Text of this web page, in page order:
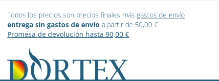
Todos los precios son precios finales más gastos de envío
entrega sin gastos de envío a partir de 50,00 €
Promesa de devolución hasta 90,00 €